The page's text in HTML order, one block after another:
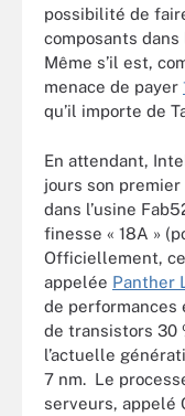
possibilité de
composants
Même s’il est,
menace de payer
qu’il importe de
En attendant,
jours son premier
dans l’usine
finesse « 18A »
Officiellement,
appelée Panther
de performances
de transistors 30
l’actuelle
7 nm. Le
serveurs, appelé